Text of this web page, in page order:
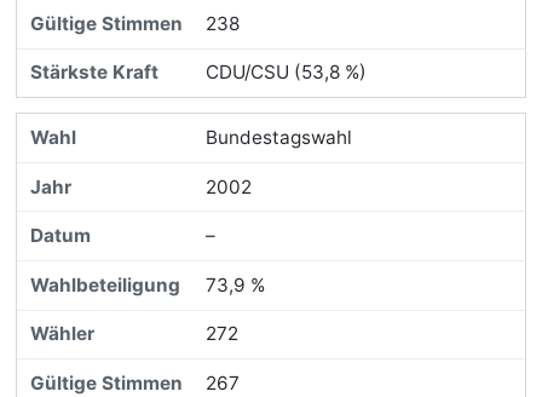
238
CDU/CSU (53,8 %)
Bundestagswahl
2002
–
73,9 %
272
267